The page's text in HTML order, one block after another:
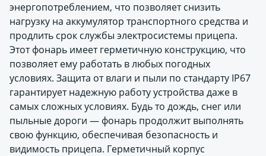
энергопотреблением, что позволяет снизить
нагрузку на аккумулятор транспортного средства и
продлить срок службы электросистемы прицепа.
Этот фонарь имеет герметичную конструкцию, что
позволяет ему работать в любых погодных
условиях. Защита от влаги и пыли по стандарту IP67
гарантирует надежную работу устройства даже в
самых сложных условиях. Будь то дождь, снег или
пыльные дороги — фонарь продолжит выполнять
свою функцию, обеспечивая безопасность и
видимость прицепа. Герметичный корпус